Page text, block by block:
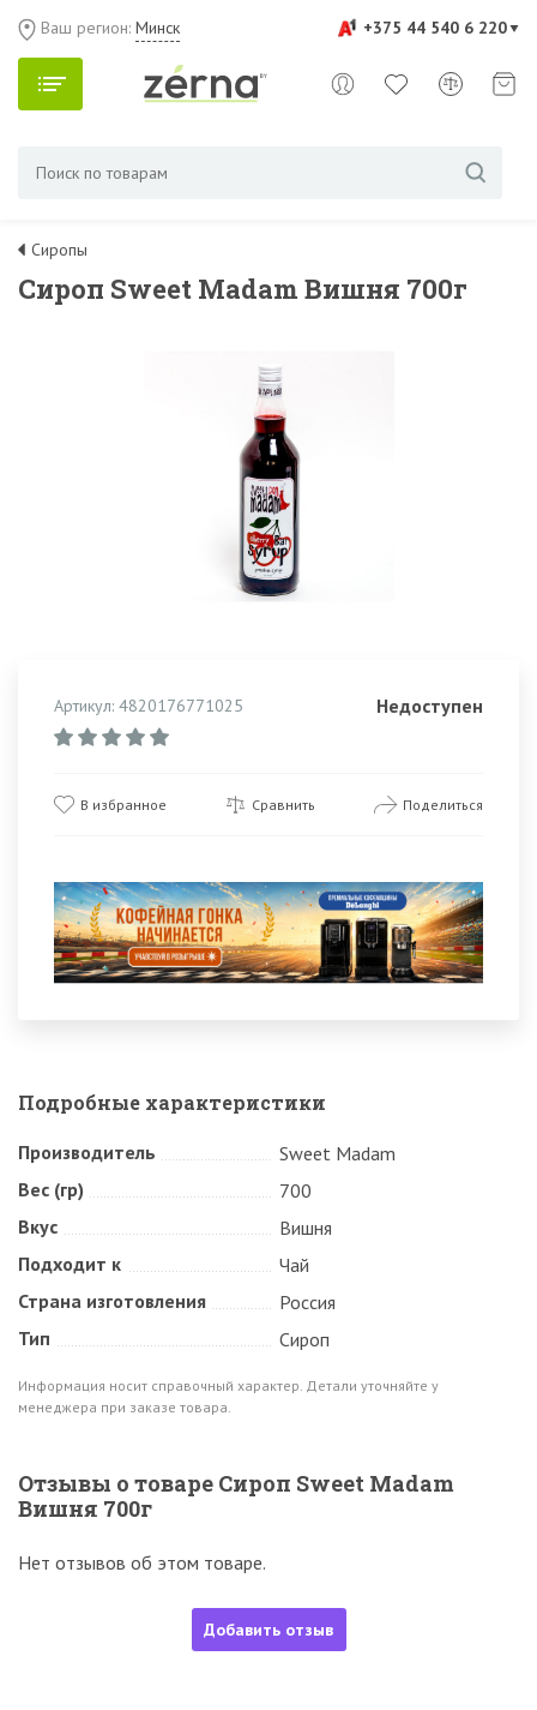
+375 44 540 6 220
Ваш регион: Минск
Сиропы
Сироп Sweet Madam Вишня 700г
Артикул: 4820176771025 Недоступен
В избранное Сравнить Поделиться
Подробные характеристики
Производитель
Sweet Madam
Вес (гр)
700
Вкус
Вишня
Подходит к
Чай
Страна изготовления
Россия
Тип
Сироп
Информация носит справочный характер. Детали уточняйте у
менеджера при заказе товара.
Отзывы о товаре Сироп Sweet Madam
Вишня 700г
Нет отзывов об этом товаре.
Добавить отзыв